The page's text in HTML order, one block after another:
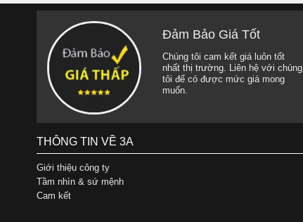
Đảm Bảo Giá Tốt
Chúng tôi cam kết giá luôn tốt
nhất thị trường. Liên hệ với chúng
tôi để có được mức giá mong
muốn.
THÔNG TIN VỀ 3A
Giới thiệu công ty
Tầm nhìn & sứ mệnh
Cam kết